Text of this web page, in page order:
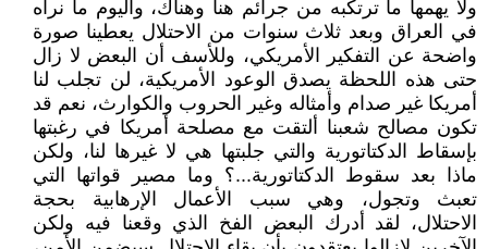
ولا يهمها ما ترتكبه من جرائم هنا وهناك، واليوم ما نراه
في العراق وبعد ثلاث سنوات من الاحتلال يعطينا صورة
واضحة عن التفكير الأمريكي، وللأسف أن البعض لا زال
حتى هذه اللحظة يصدق الوعود الأمريكية، لن تجلب لنا
أمريكا غير صدام وأمثاله وغير الحروب والكوارث، نعم قد
تكون مصالح شعبنا ألتقت مع مصلحة أمريكا في رغبتها
بإسقاط الدكتاتورية والتي جلبتها هي لا غيرها لنا، ولكن
ماذا بعد سقوط الدكتاتورية...؟ وما مصير قواتها التي
تعبث وتجول، وهي سبب الأعمال الإرهابية بحجة
الاحتلال، لقد أدرك البعض الفخ الذي وقعنا فيه ولكن